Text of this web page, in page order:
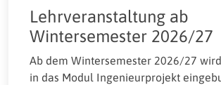
Lehrveranstaltung ab
Wintersemester 2026/27
Ab dem Wintersemester 2026/27
in das Modul Ingenieurprojekt